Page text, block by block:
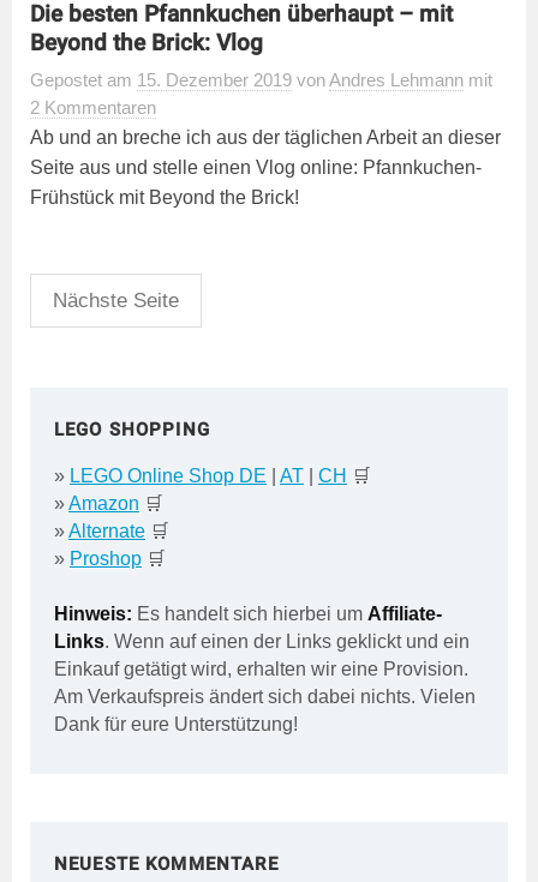
Die besten Pfannkuchen überhaupt – mit
Beyond the Brick: Vlog
Gepostet am 15. Dezember 2019 vonAndres Lehmann mit
2 Kommentaren
Ab und an breche ich aus der täglichen Arbeit an dieser
Seite aus und stelle einen Vlog online: Pfannkuchen-
Frühstück mit Beyond the Brick!
Seitennummerierung
der
Nächste Seite
LEGO SHOPPING
» LEGO Online Shop DE AT CH 🛒
»Amazon 🛒
»Alternate 🛒
» Proshop 🛒
Hinweis: Es handelt sich hierbei um Affiliate-
Links. Wenn auf einen der Links geklickt und ein
Einkauf getätigt wird, erhalten wir eine Provision.
Am Verkaufspreis ändert sich dabei nichts. Vielen
Dank für eure Unterstützung!
NEUESTE KOMMENTARE